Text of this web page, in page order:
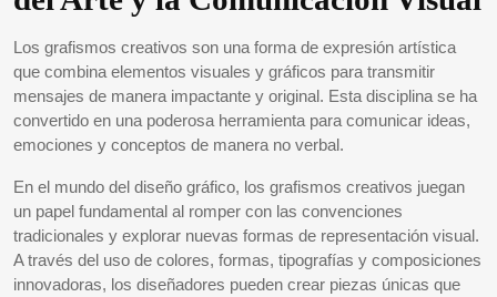
Los grafismos creativos son una forma de expresión artística
que combina elementos visuales y gráficos para transmitir
mensajes de manera impactante y original. Esta disciplina se ha
convertido en una poderosa herramienta para comunicar ideas,
emociones y conceptos de manera no verbal.
En el mundo del diseño gráfico, los grafismos creativos juegan
un papel fundamental al romper con las convenciones
tradicionales y explorar nuevas formas de representación visual.
A través del uso de colores, formas, tipografías y composiciones
innovadoras, los diseñadores pueden crear piezas únicas que